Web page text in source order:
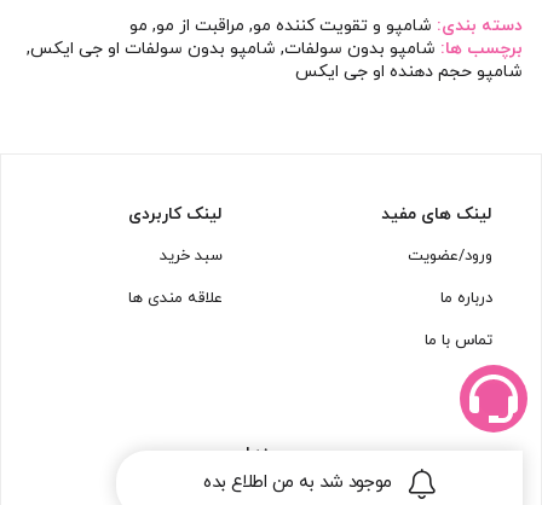
موجود شد به من اطلاع بده
دسته بندی: شامپو و تقویت کننده مو, مراقبت از مو, مو
برچسب ها: شامپو بدون سولفات, شامپو بدون سولفات او جی ایکس,
شامپو حجم دهنده او جی ایکس
لینک های مفید
ورود/عضویت
درباره ما
تماس با ما
لینک کاربردی
سبد خرید
علاقه مندی ها
مجوزها